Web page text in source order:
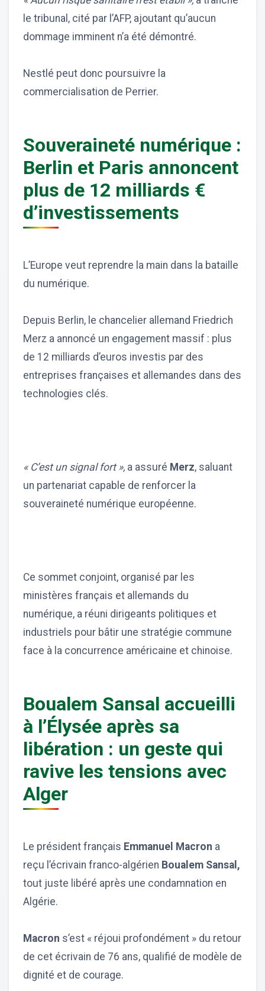
le tribunal, cité par l’AFP, ajoutant qu’aucun
dommage imminent n’a été démontré.
Nestlé peut donc poursuivre la
commercialisation de Perrier.
Souveraineté numérique :
Berlin et Paris annoncent
plus de 12 milliards €
d’investissements
L’Europe veut reprendre la main dans la bataille
du numérique.
Depuis Berlin, le chancelier allemand Friedrich
Merz a annoncé un engagement massif : plus
de 12 milliards d’euros investis par des
entreprises françaises et allemandes dans des
technologies clés.
« C’est un signal fort », a assuré Merz, saluant
un partenariat capable de renforcer la
souveraineté numérique européenne.
Ce sommet conjoint, organisé par les
ministères français et allemands du
numérique, a réuni dirigeants politiques et
industriels pour bâtir une stratégie commune
face à la concurrence américaine et chinoise.
Boualem Sansal accueilli
à l’Élysée après sa
libération : un geste qui
ravive les tensions avec
Alger
Le président français Emmanuel Macron a
reçu l’écrivain franco-algérien Boualem Sansal,
tout juste libéré après une condamnation en
Algérie.
Macron s’est « réjoui profondément » du retour
de cet écrivain de 76 ans, qualifié de modèle de
dignité et de courage.